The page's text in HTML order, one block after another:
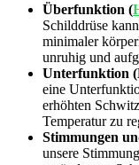
Überfunktion (
Schilddrüse
minimaler
⁢unruhig und
Unterfunktion
eine
erhöhten
Temperatur ‍zu
Stimmungen
unsere